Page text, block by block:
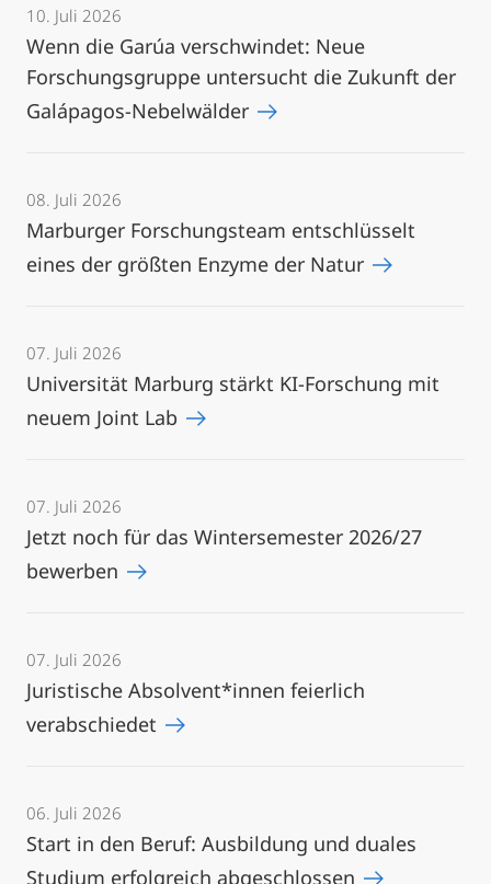
10. Juli 2026
Wenn die Garúa verschwindet: Neue
Forschungsgruppe untersucht die Zukunft der
Galápagos-Nebelwälder
08. Juli 2026
Marburger Forschungsteam entschlüsselt
eines der größten Enzyme der Natur
07. Juli 2026
Universität Marburg stärkt KI-Forschung mit
neuem Joint Lab
07. Juli 2026
Jetzt noch für das Wintersemester 2026/27
bewerben
07. Juli 2026
Juristische Absolvent*innen feierlich
verabschiedet
06. Juli 2026
Start in den Beruf: Ausbildung und duales
Studium erfolgreich abgeschlossen